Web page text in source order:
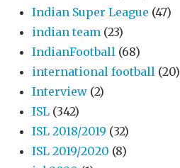
Indian Super League (47)
indian team (23)
IndianFootball (68)
international football (20)
Interview (2)
ISL (342)
ISL 2018/2019 (32)
ISL 2019/2020 (8)